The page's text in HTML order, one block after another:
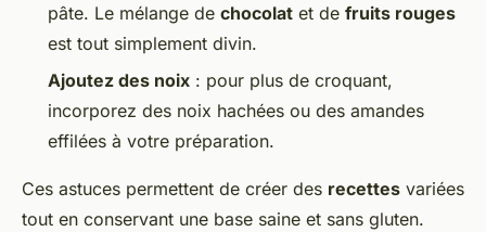
pâte. Le mélange de chocolat et de fruits rouges
est tout simplement divin.
Ajoutez des noix : pour plus de croquant,
incorporez des noix hachées ou des amandes
effilées à votre préparation.
Ces astuces permettent de créer des recettes variées
tout en conservant une base saine et sans gluten.